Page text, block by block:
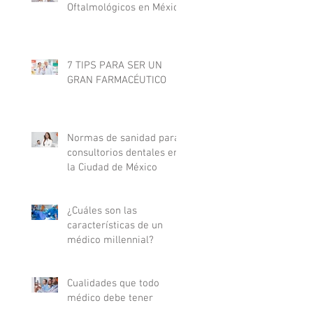
Oftalmológicos en México
7 TIPS PARA SER UN
GRAN FARMACÉUTICO
Normas de sanidad para
consultorios dentales en
la Ciudad de México
¿Cuáles son las
características de un
médico millennial?
Cualidades que todo
médico debe tener